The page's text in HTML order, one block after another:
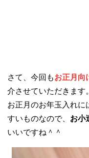
さて、今回もお正月向
介させていただきます。
お正月のお年玉入れ
すいものなので、 お小
いいですね＾＾